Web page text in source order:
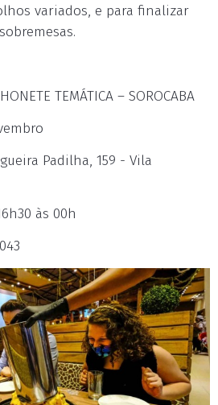
variados, e para finalizar
TEMÁTICA – SOROCABA
Padilha, 159 - Vila
às 00h